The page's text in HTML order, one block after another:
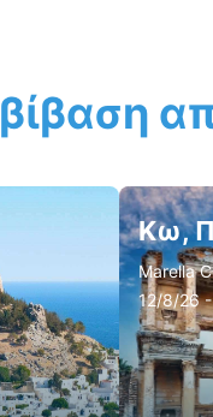
Κω,
Marella
12/8/26